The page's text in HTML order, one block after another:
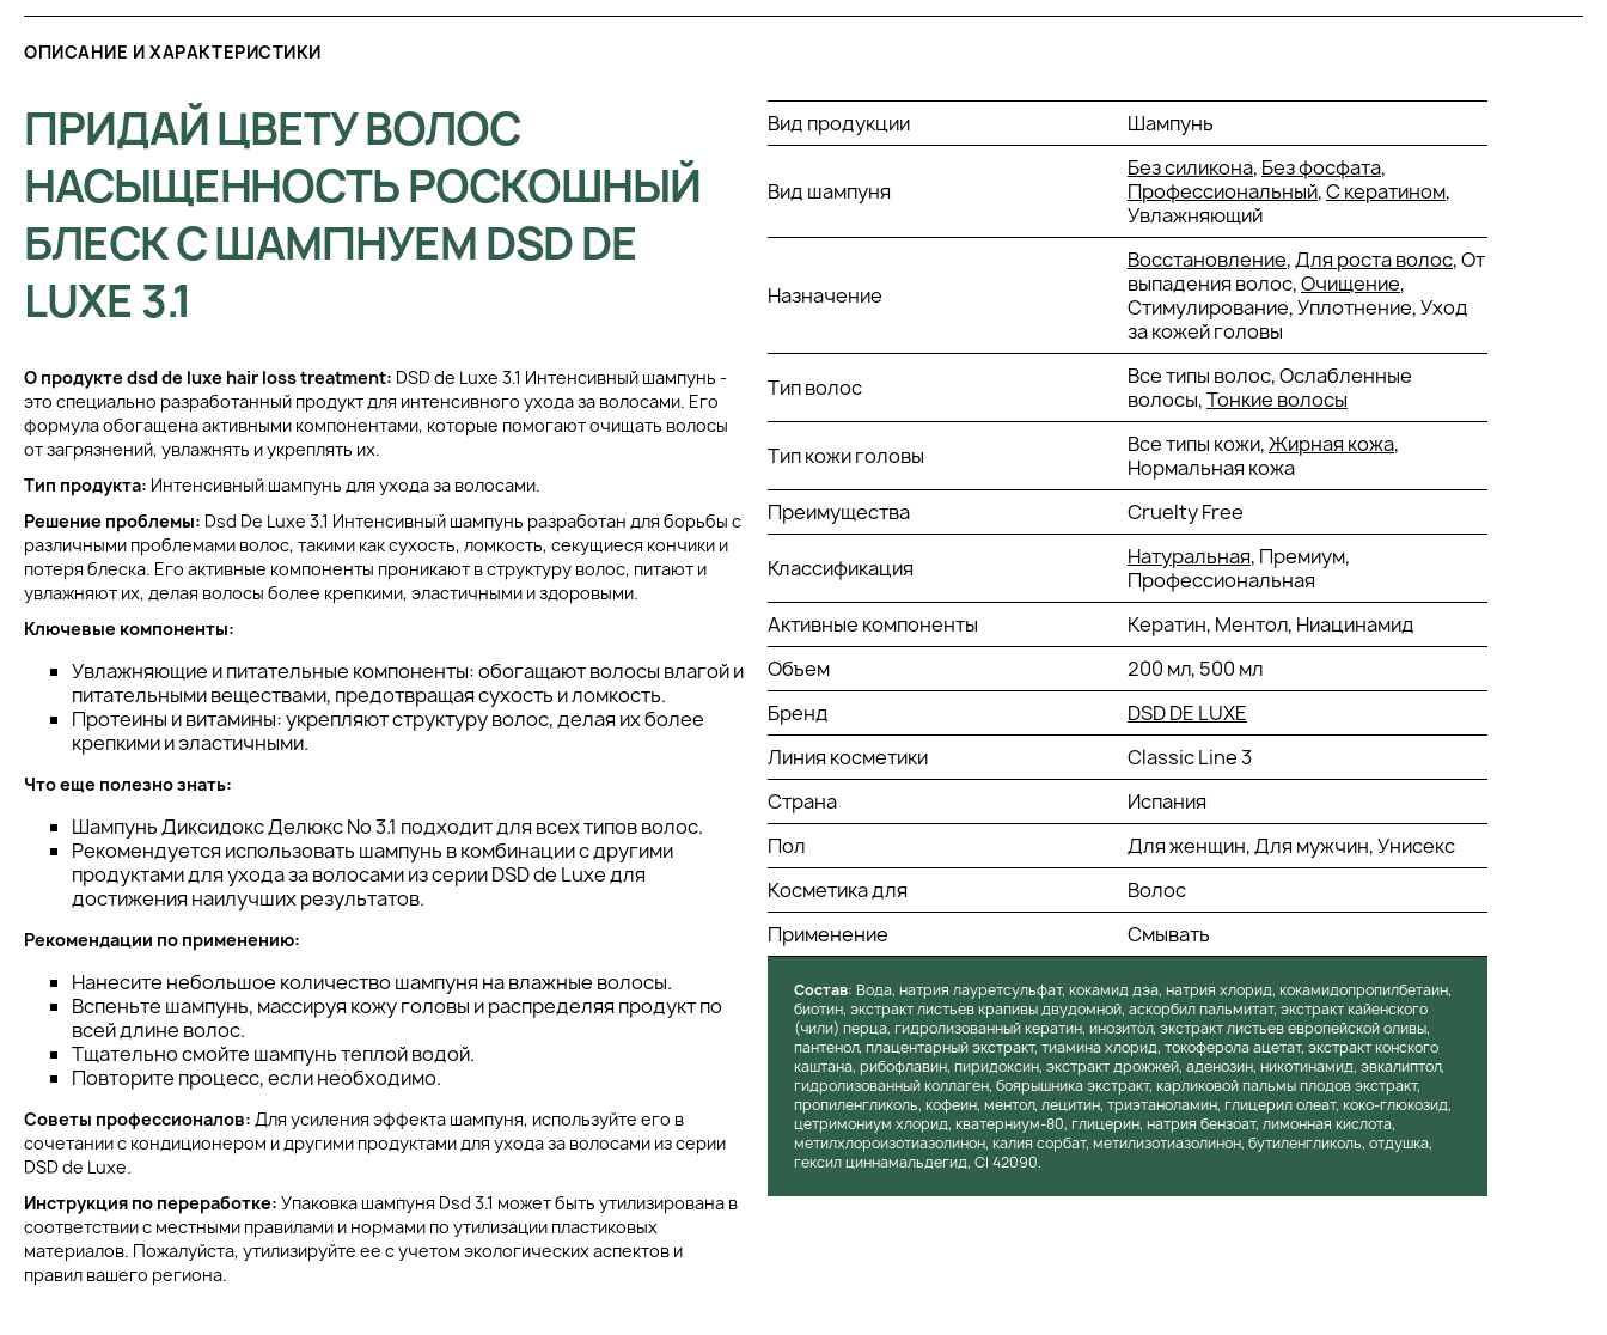
ОПИСАНИЕ И ХАРАКТЕРИСТИКИ
ПРИДАЙ ЦВЕТУ ВОЛОС
НАСЫЩЕННОСТЬ РОСКОШНЫЙ
БЛЕСК С ШАМПНУЕМ DSD DE
LUXE 3.1
О продукте dsd de luxe hair loss treatment: DSD de Luxe 3.1 Интенсивный шампунь -
это специально разработанный продукт для интенсивного ухода за волосами. Его
формула обогащена активными компонентами, которые помогают очищать волосы
от загрязнений, увлажнять и укреплять их.
Тип продукта: Интенсивный шампунь для ухода за волосами.
Решение проблемы: Dsd De Luxe 3.1 Интенсивный шампунь разработан для борьбы с
различными проблемами волос, такими как сухость, ломкость, секущиеся кончики и
потеря блеска. Его активные компоненты проникают в структуру волос, питают и
увлажняют их, делая волосы более крепкими, эластичными и здоровыми.
Ключевые компоненты:
Увлажняющие и питательные компоненты: обогащают волосы влагой и
питательными веществами, предотвращая сухость и ломкость.
Протеины и витамины: укрепляют структуру волос, делая их более
крепкими и эластичными.
Что еще полезно знать:
Шампунь Диксидокс Делюкс No 3.1 подходит для всех типов волос.
Рекомендуется использовать шампунь в комбинации с другими
продуктами для ухода за волосами из серии DSD de Luxe для
достижения наилучших результатов.
Рекомендации по применению:
Нанесите небольшое количество шампуня на влажные волосы.
Вспеньте шампунь, массируя кожу головы и распределяя продукт по
всей длине волос.
Тщательно смойте шампунь теплой водой.
Повторите процесс, если необходимо.
Советы профессионалов: Для усиления эффекта шампуня, используйте его в
сочетании с кондиционером и другими продуктами для ухода за волосами из серии
DSD de Luxe.
Инструкция по переработке: Упаковка шампуня Dsd 3.1 может быть утилизирована в
соответствии с местными правилами и нормами по утилизации пластиковых
материалов. Пожалуйста, утилизируйте ее с учетом экологических аспектов и
правил вашего региона.
Вид продукции Шампунь
Вид шампуня
Без силикона, Без фосфата,
Профессиональный,С кератином,
Увлажняющий
Назначение
Восстановление,Для роста волос, От
выпадения волос,Очищение,
Стимулирование, Уплотнение, Уход
за кожей головы
Тип волос
Все типы волос, Ослабленные
волосы,Тонкие волосы
Тип кожи головы Все типы кожи,Жирная кожа,
Нормальная кожа
Преимущества
Cruelty Free
Классификация Натуральная, Премиум,
Профессиональная
Активные компоненты
Кератин, Ментол, Ниацинамид
Объем
200 мл, 500 мл
Бренд
DSD DE LUXE
Линия косметики
Classic Line 3
Страна
Испания
Пол
Для женщин, Для мужчин, Унисекс
Косметика для
Волос
Применение
Смывать
Состав: Вода, натрия лауретсульфат, кокамид дэа, натрия хлорид, кокамидопропилбетаин,
биотин, экстракт листьев крапивы двудомной, аскорбил пальмитат, экстракт кайенского
(чили) перца, гидролизованный кератин, инозитол, экстракт листьев европейской оливы,
пантенол, плацентарный экстракт, тиамина хлорид, токоферола ацетат, экстракт конского
каштана, рибофлавин, пиридоксин, экстракт дрожжей, аденозин, никотинамид, эвкалиптол,
гидролизованный коллаген, боярышника экстракт, карликовой пальмы плодов экстракт,
пропиленгликоль, кофеин, ментол, лецитин, триэтаноламин, глицерил олеат, коко-глюкозид,
цетримониум хлорид, кватерниум-80, глицерин, натрия бензоат, лимонная кислота,
метилхлороизотиазолинон, калия сорбат, метилизотиазолинон, бутиленгликоль, отдушка,
гексил циннамальдегид, CI 42090.